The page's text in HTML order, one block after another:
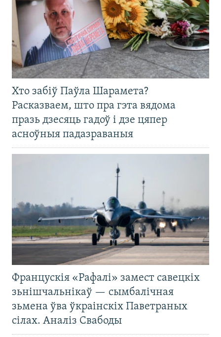
Хто забіў Паўла Шарамета?
Расказваем, што пра гэта вядома
празь дзесяць гадоў і дзе цяпер
асноўныя падазраваныя
Францускія «Рафалі» замест савецкіх
зьнішчальнікаў — сымбалічная
зьмена ўва ўкраінскіх Паветраных
сілах. Аналіз Свабоды